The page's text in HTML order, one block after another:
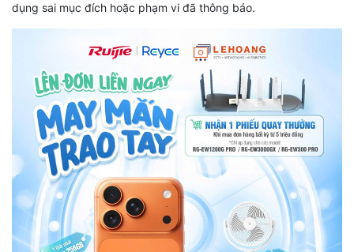
dụng sai mục đích hoặc phạm vi đã thông báo.